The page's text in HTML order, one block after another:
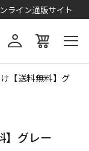
ライン通販サイト
【送料無料】グ
】グレー